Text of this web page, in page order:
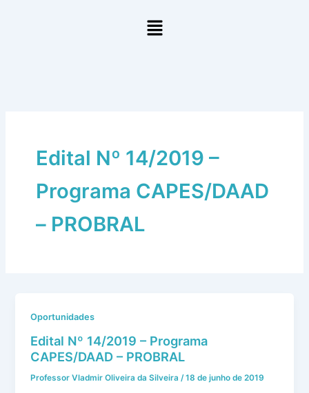
Menu
Edital Nº 14/2019 –
Programa CAPES/DAAD
– PROBRAL
Oportunidades
Edital Nº 14/2019 – Programa
CAPES/DAAD – PROBRAL
Professor Vladmir Oliveira da Silveira/18 de junho de 2019